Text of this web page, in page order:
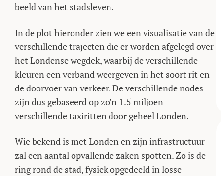
beeld van het stadsleven.
In de plot hieronder zien we een visualisatie van de
verschillende trajecten die er worden afgelegd over
het Londense wegdek, waarbij de verschillende
kleuren een verband weergeven in het soort rit en
de doorvoer van verkeer. De verschillende nodes
zijn dus gebaseerd op zo’n 1.5 miljoen
verschillende taxiritten door geheel Londen.
Wie bekend is met Londen en zijn infrastructuur
zal een aantal opvallende zaken spotten. Zo is de
ring rond de stad, fysiek opgedeeld in losse